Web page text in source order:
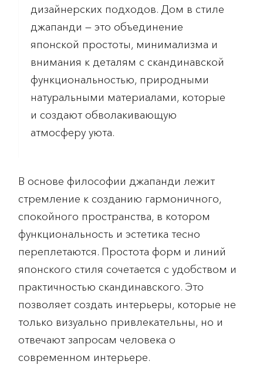
дизайнерских подходов. Дом в стиле
джапанди — это объединение
японской простоты, минимализма и
внимания к деталям с скандинавской
функциональностью, природными
натуральными материалами, которые
и создают обволакивающую
атмосферу уюта.
В основе философии джапанди лежит
стремление к созданию гармоничного,
спокойного пространства, в котором
функциональность и эстетика тесно
переплетаются. Простота форм и линий
японского стиля сочетается с удобством и
практичностью скандинавского. Это
позволяет создать интерьеры, которые не
только визуально привлекательны, но и
отвечают запросам человека о
современном интерьере.